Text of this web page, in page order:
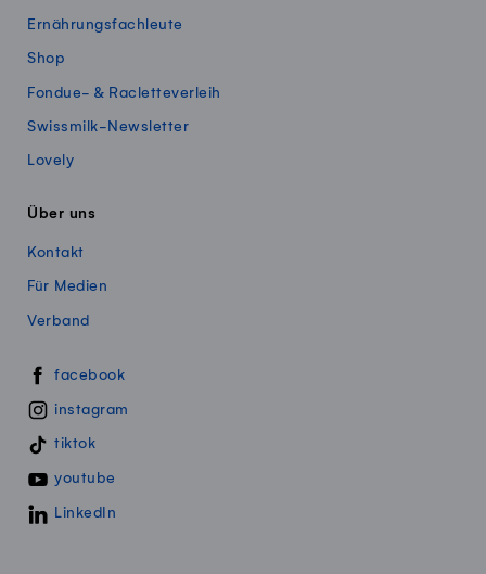
Ernährungsfachleute
Shop
Fondue- & Racletteverleih
Swissmilk-Newsletter
Lovely
Über uns
Kontakt
Für Medien
Verband
Swissmillk auf Social Media
facebook
instagram
tiktok
youtube
LinkedIn